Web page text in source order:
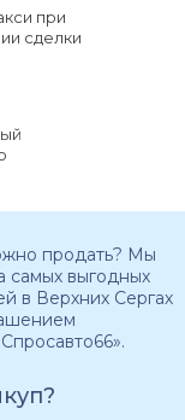
при
сделки
продать? Мы
самых выгодных
в Верхних Сергах